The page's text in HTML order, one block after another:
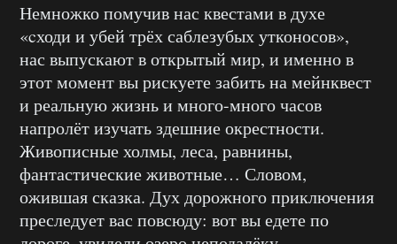
Немножко помучив нас квестами в духе
«cходи и убей трёх саблезубых утконосов»,
нас выпускают в открытый мир, и именно в
этот момент вы рискуете забить на мейнквест
и реальную жизнь и много-много часов
напролёт изучать здешние окрестности.
Живописные холмы, леса, равнины,
фантастические животные… Словом,
ожившая сказка. Дух дорожного приключения
преследует вас повсюду: вот вы едете по